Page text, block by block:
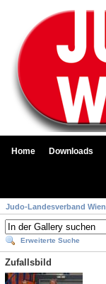
Home Downloads
Judo-Landesverband Wien
Erweiterte Suche
Zufallsbild